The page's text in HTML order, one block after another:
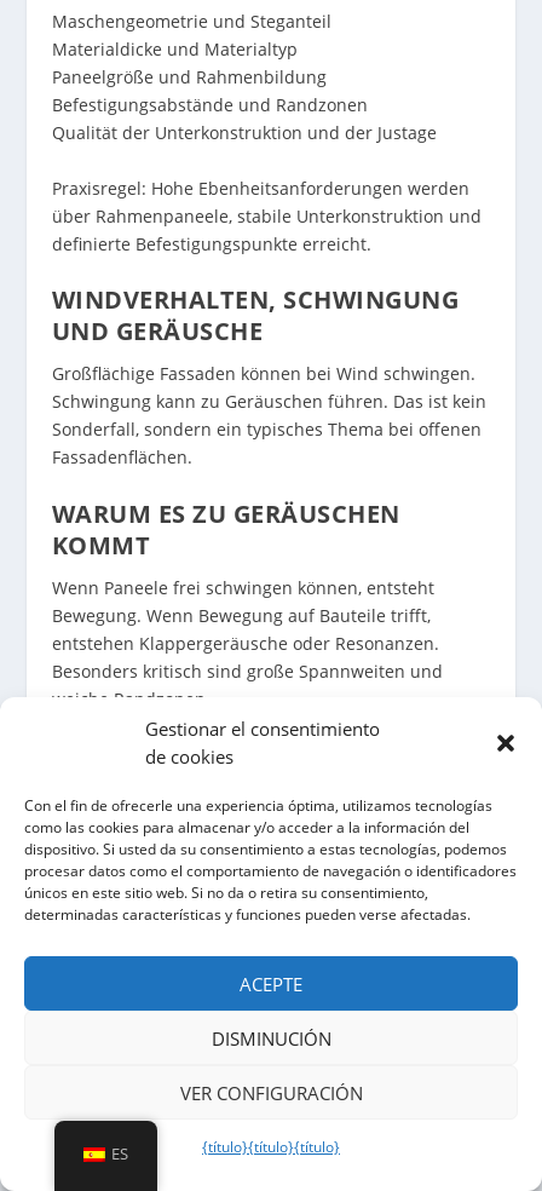
Gestionar el consentimiento
de cookies
Con el fin de ofrecerle una experiencia óptima, utilizamos tecnologías
como las cookies para almacenar y/o acceder a la información del
dispositivo. Si usted da su consentimiento a estas tecnologías, podemos
procesar datos como el comportamiento de navegación o identificadores
únicos en este sitio web. Si no da o retira su consentimiento,
determinadas características y funciones pueden verse afectadas.
ACEPTE
DISMINUCIÓN
VER CONFIGURACIÓN
{título}{título}{título}
Maschengeometrie und Steganteil
Materialdicke und Materialtyp
Paneelgröße und Rahmenbildung
Befestigungsabstände und Randzonen
Qualität der Unterkonstruktion und der Justage
Praxisregel: Hohe Ebenheitsanforderungen werden
über Rahmenpaneele, stabile Unterkonstruktion und
definierte Befestigungspunkte erreicht.
WINDVERHALTEN, SCHWINGUNG
UND GERÄUSCHE
Großflächige Fassaden können bei Wind schwingen.
Schwingung kann zu Geräuschen führen. Das ist kein
Sonderfall, sondern ein typisches Thema bei offenen
Fassadenflächen.
WARUM ES ZU GERÄUSCHEN
KOMMT
Wenn Paneele frei schwingen können, entsteht
Bewegung. Wenn Bewegung auf Bauteile trifft,
entstehen Klappergeräusche oder Resonanzen.
Besonders kritisch sind große Spannweiten und
weiche Randzonen.
WIE DU SCHWINGUNG REDUZIERST
Rahmenpaneele erhöhen Steifigkeit
Befestigungsabstände reduzieren freie
Schwinglängen
Stabile Randzonen verhindern Flattern
Spannungsfreie Montage verhindert
Praxisregel: Wenn Windgeräusche kritisch sind,
simuliere kritische Zonen, und stimme
VERARBEITUNG, KANTEN,
BIEGEN UND RAHMENBILDUNG
ES